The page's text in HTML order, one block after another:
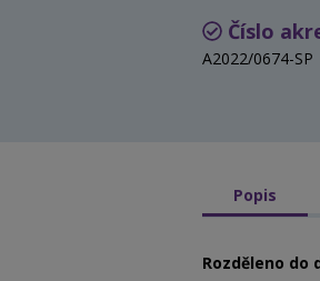
Číslo
A2022/0674-SP
Popis
Rozděleno do